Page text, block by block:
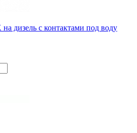
дизель с контактами под воду